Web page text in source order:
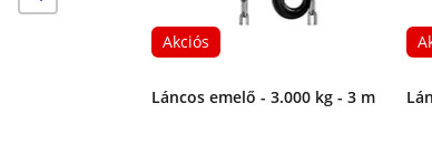
Akciós
Láncos emelő - 3.000 kg - 3 m